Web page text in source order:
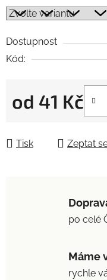
Dostupnost
Kód:
od 41 Kč
Tisk Zeptat
po celé
Máme
rychle